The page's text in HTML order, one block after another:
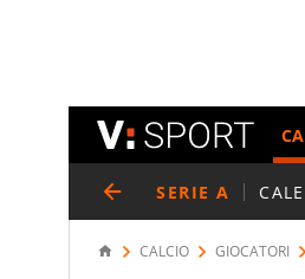
SERIE A
CALCIO GIOCATORI